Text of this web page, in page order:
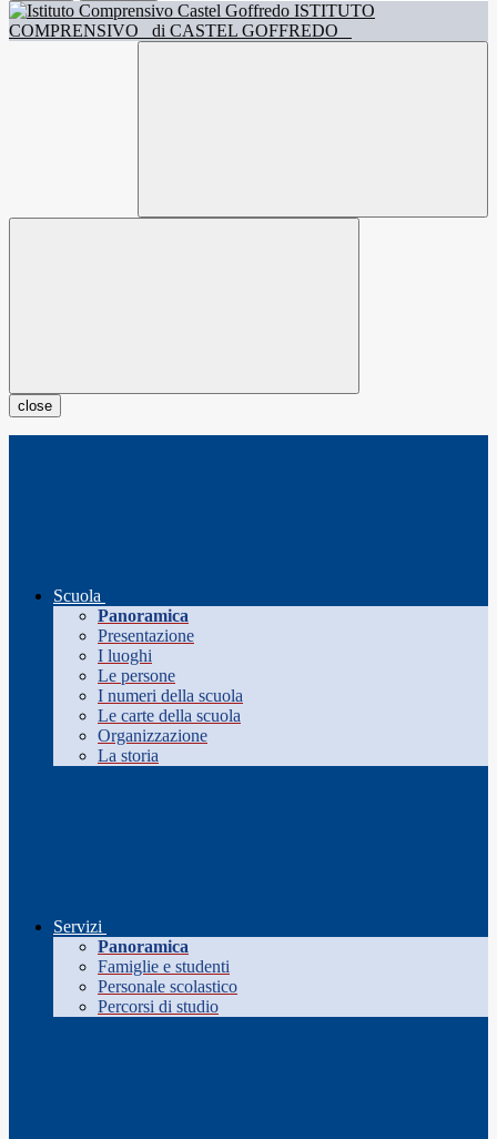
ISTITUTO
COMPRENSIVO
di CASTEL GOFFREDO
close
Scuola
Panoramica
Presentazione
I luoghi
Le persone
I numeri della scuola
Le carte della scuola
Organizzazione
La storia
Servizi
Panoramica
Famiglie e studenti
Personale scolastico
Percorsi di studio